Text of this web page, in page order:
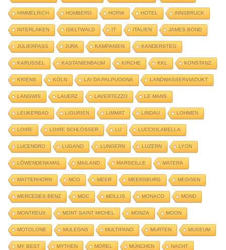
HIMMELRICH HOMBERG HORW HOTEL INNSBRUCK
INTERLAKEN ISELTWALD IT ITALIEN JAMES BOND
JULIERPASS JURA KAMPANIEN KANDERSTEG
KARUSSEL KASTANIENBAUM KIRCHE KKL KONSTANZ
KRIENS KÖLN LAI DA PALPUOGNA LANDWASSERVIADUKT
LANGWIS LAUERZ LAVERTEZZO LE MANS
LEUKERBAD LIGURIEN LIMMAT LINDAU LOHMEN
LOIRE LOIRE SCHLÖSSER LU LUCCIOLABELLA
LUCENDRO LUGANO LUNGERN LUZERN LYON
LÖWENDENKMAL MAILAND MARSEILLE MATERA
MATTERHORN MCO MEER MEERSBURG MEGGEN
MERCEDES BENZ MOC MOLLIS MONACO MOND
MONTREUX MONT SAINT MICHEL MONZA MOON
MOTOLONE MULEGNS MULTIPANO MURTEN MUSEUM
MY BEST MYTHEN MÖREL MÜNCHEN NACHT